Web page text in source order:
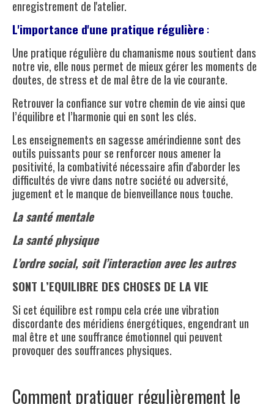
enregistrement de l'atelier.
L'importance d'une pratique régulière :
Une pratique régulière du chamanisme nous soutient dans
notre vie, elle nous permet de mieux gérer les moments de
doutes, de stress et de mal être de la vie courante.
Retrouver la confiance sur votre chemin de vie ainsi que
l’équilibre et l’harmonie qui en sont les clés.
Les enseignements en sagesse amérindienne sont des
outils puissants pour se renforcer nous amener la
positivité, la combativité nécessaire afin d'aborder les
difficultés de vivre dans notre société ou adversité,
jugement et le manque de bienveillance nous touche.
La santé mentale
La santé physique
L’ordre social, soit l’interaction avec les autres
SONT L’EQUILIBRE DES CHOSES DE LA VIE
Si cet équilibre est rompu cela crée une vibration
discordante des méridiens énergétiques, engendrant un
mal être et une souffrance émotionnel qui peuvent
provoquer des souffrances physiques.
Comment pratiquer régulièrement le